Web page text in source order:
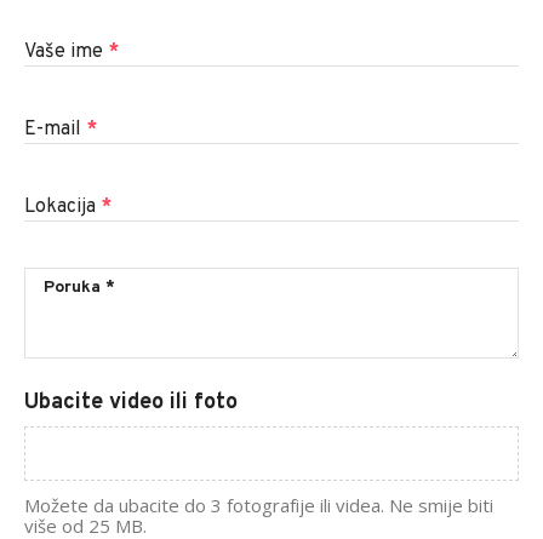
Vaše ime *
E-mail *
Lokacija *
Ubacite video ili foto
Možete da ubacite do 3 fotografije ili videa. Ne smije biti
više od 25 MB.